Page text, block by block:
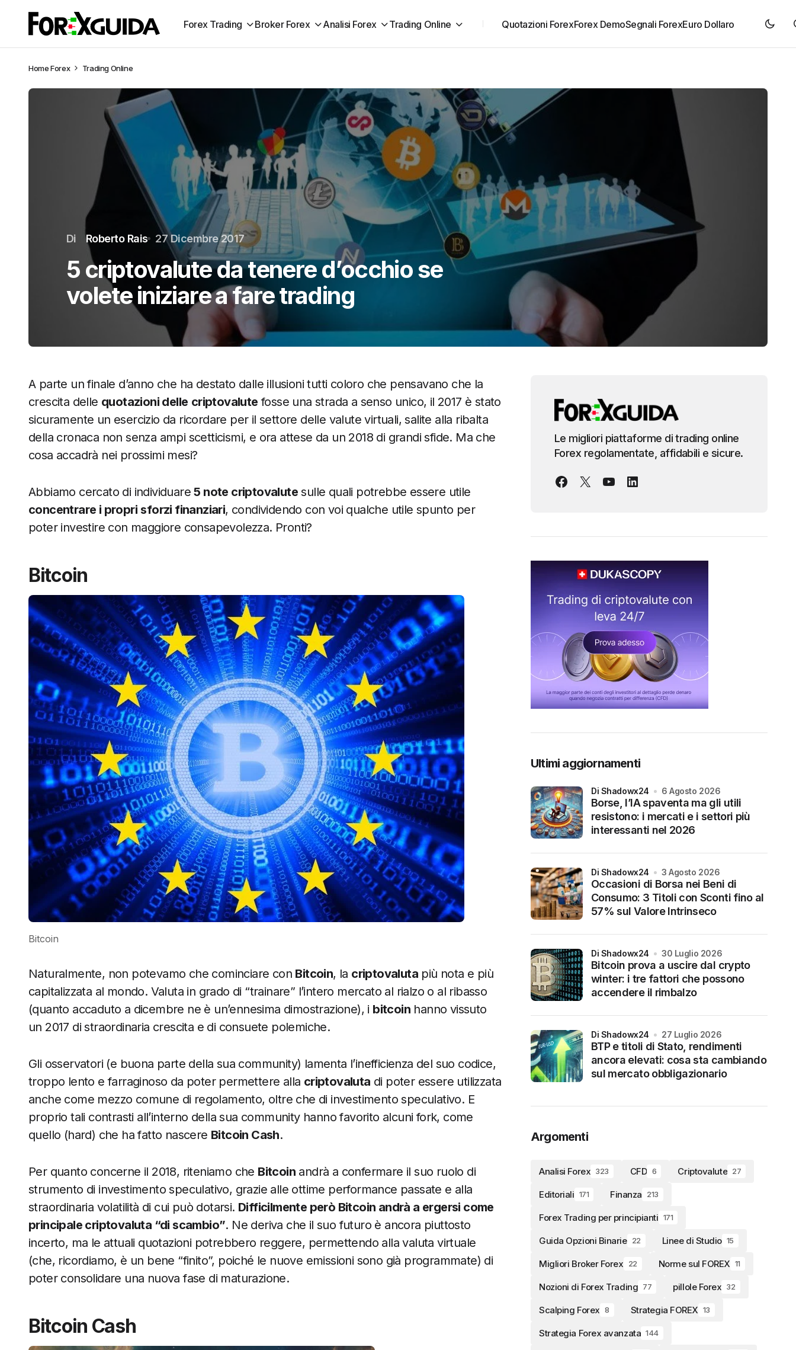
Forex Trading Broker Forex Analisi Forex Trading Online Quotazioni ForexForex DemoSegnali ForexEuro Dollaro
HomeForex Trading Online
Di Roberto Rais 27 Dicembre 2017
5 criptovalute da tenere d’occhio se
volete iniziare a fare trading
A parte un finale d’anno che ha destato dalle illusioni tutti coloro che pensavano che la
crescita delle quotazioni delle criptovalute fosse una strada a senso unico, il 2017 è stato
sicuramente un esercizio da ricordare per il settore delle valute virtuali, salite alla ribalta
della cronaca non senza ampi scetticismi, e ora attese da un 2018 di grandi sfide. Ma che
cosa accadrà nei prossimi mesi?
Abbiamo cercato di individuare5 note criptovalute sulle quali potrebbe essere utile
concentrare i propri sforzi finanziari, condividendo con voi qualche utile spunto per
poter investire con maggiore consapevolezza. Pronti?
Bitcoin
Bitcoin
Naturalmente, non potevamo che cominciare con Bitcoin, la criptovaluta più nota e più
capitalizzata al mondo. Valuta in grado di “trainare” l’intero mercato al rialzo o al ribasso
(quanto accaduto a dicembre ne è un’ennesima dimostrazione), i bitcoin hanno vissuto
un 2017 di straordinaria crescita e di consuete polemiche.
Gli osservatori (e buona parte della sua community) lamenta l’inefficienza del suo codice,
troppo lento e farraginoso da poter permettere alla criptovaluta di poter essere utilizzata
anche come mezzo comune di regolamento, oltre che di investimento speculativo. E
proprio tali contrasti all’interno della sua community hanno favorito alcuni fork, come
quello (hard) che ha fatto nascere Bitcoin Cash.
Per quanto concerne il 2018, riteniamo che Bitcoin andrà a confermare il suo ruolo di
strumento di investimento speculativo, grazie alle ottime performance passate e alla
straordinaria volatilità di cui può dotarsi. Difficilmente però Bitcoin andrà a ergersi come
principale criptovaluta “di scambio”. Ne deriva che il suo futuro è ancora piuttosto
incerto, ma le attuali quotazioni potrebbero reggere, permettendo alla valuta virtuale
(che, ricordiamo, è un bene “finito”, poiché le nuove emissioni sono già programmate) di
poter consolidare una nuova fase di maturazione.
Bitcoin Cash
Le migliori piattaforme di trading online
Forex regolamentate, affidabili e sicure.
Ultimi aggiornamenti
Borse, l’IA spaventa ma gli utili
resistono: i mercati e i settori più
interessanti nel 2026
di Shadowx24 6 Agosto 2026
Occasioni di Borsa nei Beni di
Consumo: 3 Titoli con Sconti fino al
57% sul Valore Intrinseco
di Shadowx24 3 Agosto 2026
Bitcoin prova a uscire dal crypto
winter: i tre fattori che possono
accendere il rimbalzo
di Shadowx24 30 Luglio 2026
BTP e titoli di Stato, rendimenti
ancora elevati: cosa sta cambiando
sul mercato obbligazionario
di Shadowx24 27 Luglio 2026
Argomenti
Analisi Forex 323 CFD 6 Criptovalute 27
Editoriali 171 Finanza 213
Forex Trading per principianti 171
Guida Opzioni Binarie 22 Linee di Studio 15
Migliori Broker Forex 22 Norme sul FOREX 11
Nozioni di Forex Trading 77 pillole Forex 32
Scalping Forex 8 Strategia FOREX 13
Strategia Forex avanzata 144